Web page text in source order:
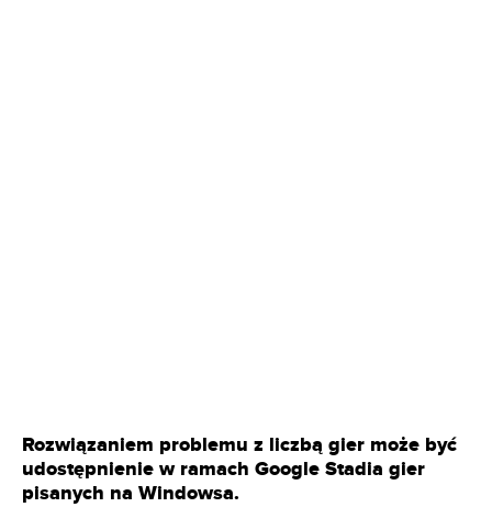
Rozwiązaniem problemu z liczbą gier może być
udostępnienie w ramach Google Stadia gier
pisanych na Windowsa.